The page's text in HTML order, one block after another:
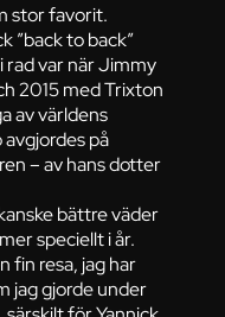
stor favorit.
”back to back”
rad var när Jimmy
2015 med Trixton
av världens
på
– av hans dotter
bättre väder
speciellt i år.
fin resa, jag har
jag gjorde under